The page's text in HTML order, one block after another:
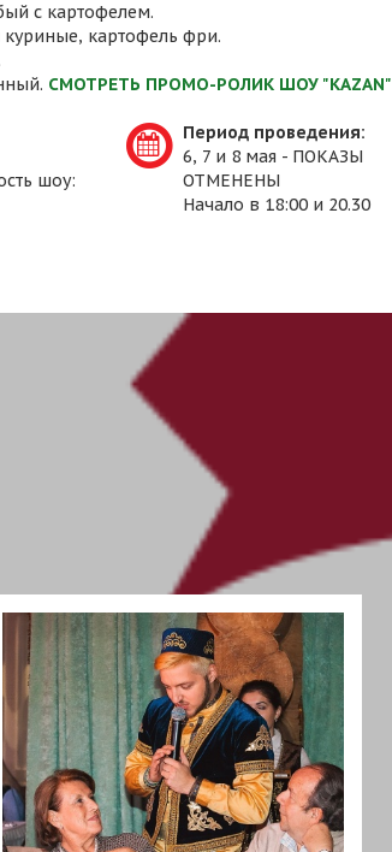
с картофелем.
картофель фри.
СМОТРЕТЬ ПРОМО-РОЛИК ШОУ "KAZAN"
шоу:
Период проведения:
6, 7 и 8 мая - ПОКАЗЫ
ОТМЕНЕНЫ
Начало в 18:00 и 20.30